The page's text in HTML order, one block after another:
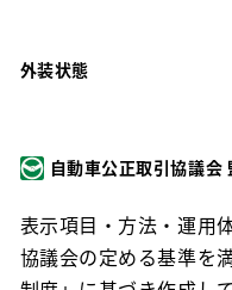
外装状態
自動車公正取引協議会
表示項目・方法・運用
協議会の定める基準を